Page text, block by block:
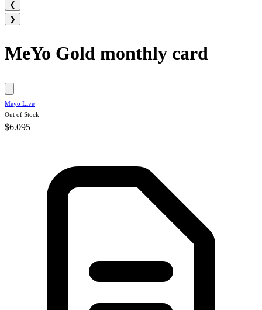
❮
❯
MeYo Gold monthly card
Meyo Live
Out of Stock
$6.095